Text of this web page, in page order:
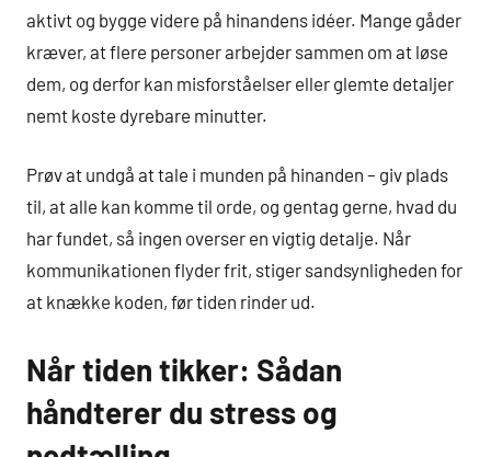
aktivt og bygge videre på hinandens idéer. Mange gåder
kræver, at flere personer arbejder sammen om at løse
dem, og derfor kan misforståelser eller glemte detaljer
nemt koste dyrebare minutter.
Prøv at undgå at tale i munden på hinanden – giv plads
til, at alle kan komme til orde, og gentag gerne, hvad du
har fundet, så ingen overser en vigtig detalje. Når
kommunikationen flyder frit, stiger sandsynligheden for
at knække koden, før tiden rinder ud.
Når tiden tikker: Sådan
håndterer du stress og